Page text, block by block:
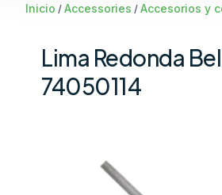
Inicio /Accessories /Accesorios y
Lima Redonda
74050114